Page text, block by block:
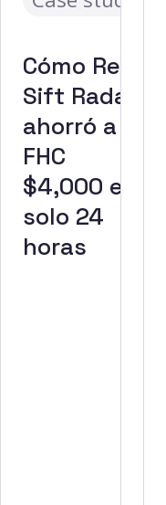
Cómo Red
Sift Radar
ahorró a
FHC
$4,000 en
solo 24
horas